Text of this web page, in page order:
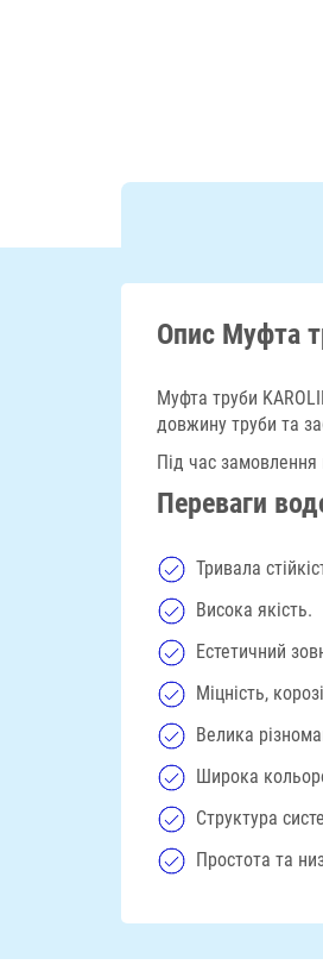
Опис Муфта
Муфта труби
довжину труби та
Під час замовлення
Переваги
Тривала
Висока якість.
Естетичний
Міцність,
Велика
Широка
Структура
Простота та